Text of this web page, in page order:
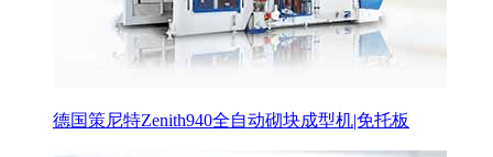
德国策尼特Zenith940全自动砌块成型机|免托板